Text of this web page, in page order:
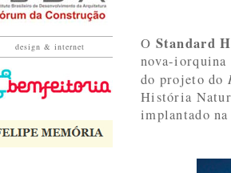
design & internet O Standard
nova-iorquina
do projeto do
História
implantado